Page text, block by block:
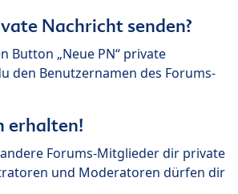
Nachricht senden?
Button „Neue PN“ private
den Benutzernamen des Forums-
erhalten!
Forums-Mitglieder dir private
und Moderatoren dürfen dir